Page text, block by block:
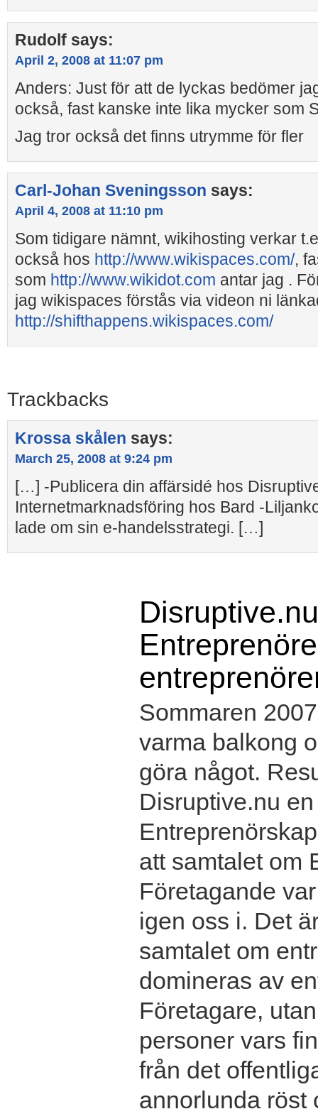
Rudolf says:
April 2, 2008 at 11:07 pm
Anders: Just för att de lyckas bedömer
också, fast kanske inte lika mycker som
Jag tror också det finns utrymme för fler
Carl-Johan Sveningsson says:
April 4, 2008 at 11:10 pm
Som tidigare nämnt, wikihosting verkar
också hos http://www.wikispaces.com/,
som http://www.wikidot.com antar jag .
jag wikispaces förstås via videon ni
http://shifthappens.wikispaces.com/
Trackbacks
Krossa skålen says:
March 25, 2008 at 9:24 pm
[…] -Publicera din affärsidé hos
Internetmarknadsföring hos Bard -
lade om sin e-handelsstrategi. […]
Sommaren
varma balkong
göra något.
Disruptive.nu
att samtalet om
Företagande
igen oss i. Det
samtalet om
domineras av
Företagare,
personer vars
från det
annorlunda röst